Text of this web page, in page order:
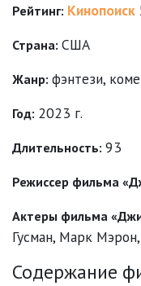
Рейтинг: Кинопоиск
Страна: США
Жанр: фэнтези,
Год: 2023 г.
Длительность: 93
Режиссер фильма
Актеры фильма
Гусман, Марк Мэрон,
Содержание